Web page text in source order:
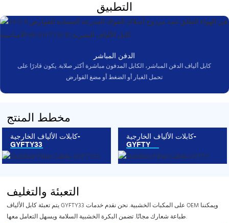
التطبيق
الدفن المباشر
كابل ألياف الدفن المباشر، الكابل المدفون مباشرة أكثر صلابة. يكون قادرًا على
تحمل الغبار أو الضغط أو مضغ القوارض
مخطط المنتج
كابلات الألياف الخارجية-
GYFTY33
كابلات الألياف الخارجية-
GYFTY
التعبئة والتغليف
يتم تعبئة كابل الألياف GYFTY33 على المكبات الخشبية. نحن نقدم خدمات OEM ويمكننا
طباعة شعارك مجانًا. تضمن البكرة الخشبية السلامة ويسهل التعامل معها.